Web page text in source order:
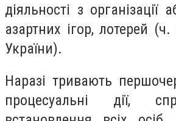
діяльності з організації
азартних ігор, лотерей
України).
Наразі тривають
процесуальні дії,